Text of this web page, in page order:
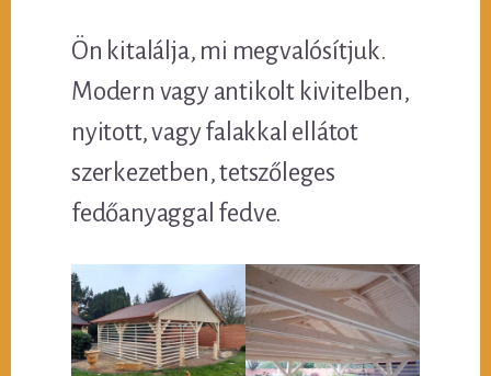
Ön kitalálja, mi megvalósítjuk.
Modern vagy antikolt kivitelben,
nyitott, vagy falakkal ellátot
szerkezetben, tetszőleges
fedőanyaggal fedve.